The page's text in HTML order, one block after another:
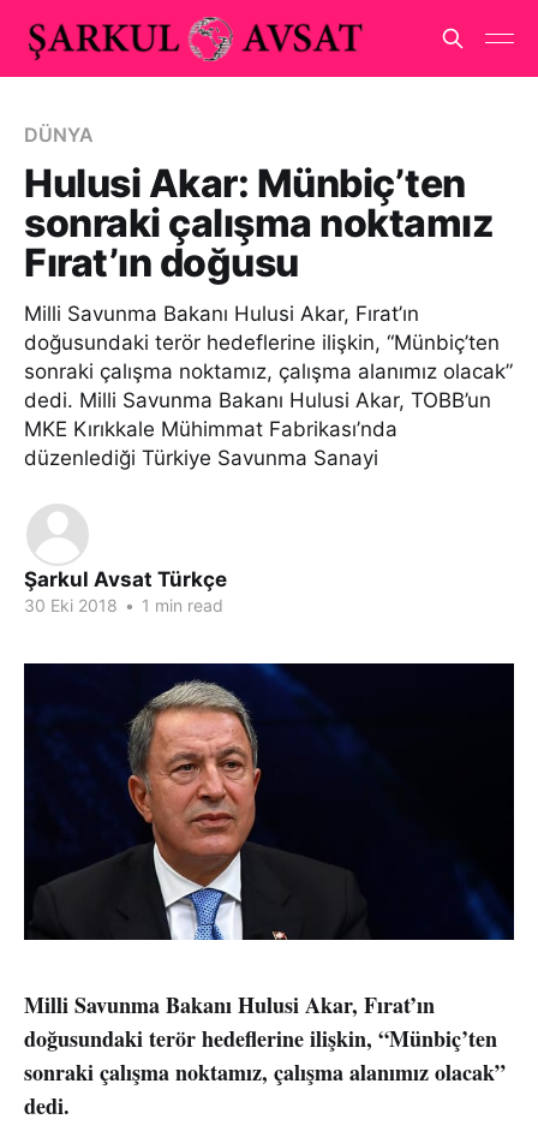
DÜNYA
Hulusi Akar: Münbiç’ten
sonraki çalışma noktamız
Fırat’ın doğusu
Milli Savunma Bakanı Hulusi Akar, Fırat’ın
doğusundaki terör hedeflerine ilişkin, “Münbiç’ten
sonraki çalışma noktamız, çalışma alanımız olacak”
dedi. Milli Savunma Bakanı Hulusi Akar, TOBB’un
MKE Kırıkkale Mühimmat Fabrikası’nda
düzenlediği Türkiye Savunma Sanayi
Şarkul Avsat Türkçe
30 Eki 2018 • 1 min read
Milli Savunma Bakanı Hulusi Akar, Fırat’ın
doğusundaki terör hedeflerine ilişkin, “Münbiç’ten
sonraki çalışma noktamız, çalışma alanımız olacak”
dedi.